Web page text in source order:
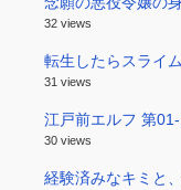
32 views
転生したらスライ
31 views
江戸前エルフ 第
30 views
経験済みなキミと